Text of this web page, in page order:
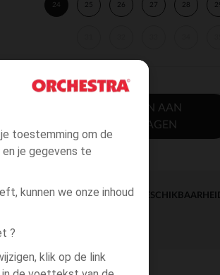
toestemming om de
je gegevens te
kunnen we onze inhoud
?
klik op de link
24 25 26 27 28
TOEVOEGEN AAN
WINKELWAGEN
DIRECTE